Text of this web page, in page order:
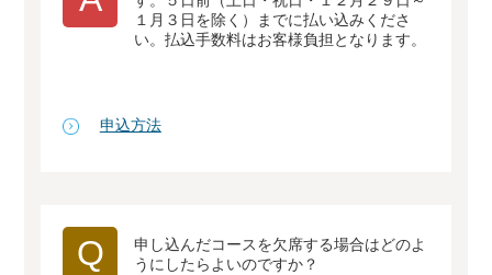
１月３日を除く）までに払い込みくださ
い。払込手数料はお客様負担となります。
申込方法
Q
申し込んだコースを欠席する場合はどのよ
うにしたらよいのですか？